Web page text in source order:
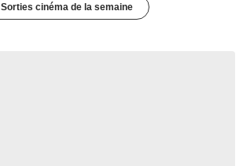
Sorties cinéma de la semaine